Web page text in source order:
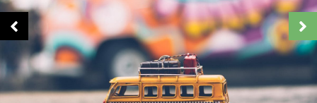
Dans Blog africain
Quels sont les cadeaux les plus populaires
en Afrique ?
13 octobre 2025 0